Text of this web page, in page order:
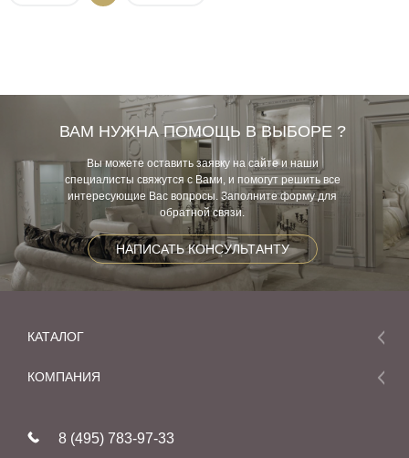
ВАМ НУЖНА ПОМОЩЬ В ВЫБОРЕ ?
Вы можете оставить заявку на сайте и наши
специалисты свяжутся с Вами, и помогут решить все
интересующие Вас вопросы. Заполните форму для
обратной связи.
НАПИСАТЬ КОНСУЛЬТАНТУ
КАТАЛОГ
Мебель
Новинки
КОМПАНИЯ
Реставрация
8 (495) 783-97-33